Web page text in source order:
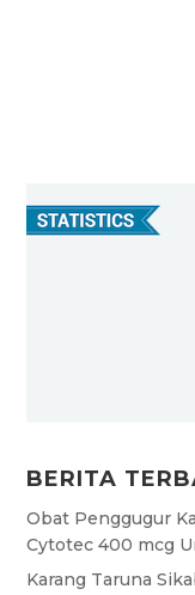
BERITA
Obat Penggugur
Cytotec 400 mcg
Karang Taruna